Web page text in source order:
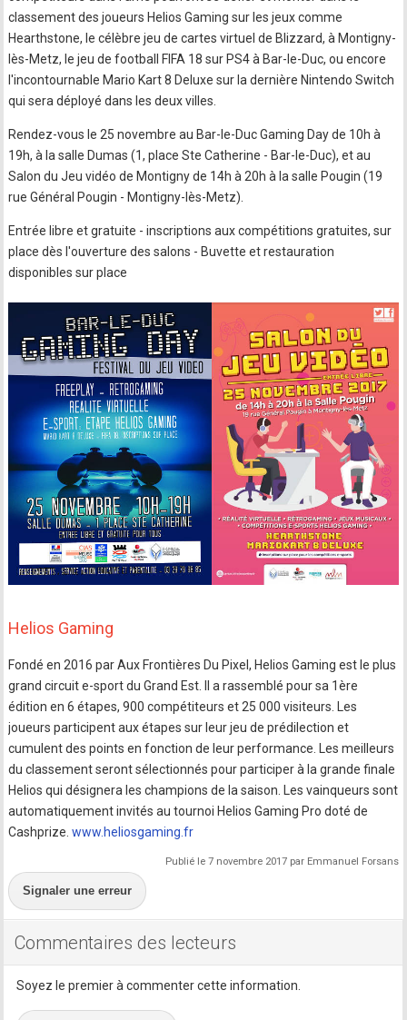
classement des joueurs Helios Gaming sur les jeux comme
Hearthstone, le célèbre jeu de cartes virtuel de Blizzard, à Montigny-
lès-Metz, le jeu de football FIFA 18 sur PS4 à Bar-le-Duc, ou encore
l'incontournable Mario Kart 8 Deluxe sur la dernière Nintendo Switch
qui sera déployé dans les deux villes.
Rendez-vous le 25 novembre au Bar-le-Duc Gaming Day de 10h à
19h, à la salle Dumas (1, place Ste Catherine - Bar-le-Duc), et au
Salon du Jeu vidéo de Montigny de 14h à 20h à la salle Pougin (19
rue Général Pougin - Montigny-lès-Metz).
Entrée libre et gratuite - inscriptions aux compétitions gratuites, sur
place dès l'ouverture des salons - Buvette et restauration
disponibles sur place
Helios Gaming
Fondé en 2016 par Aux Frontières Du Pixel, Helios Gaming est le plus
grand circuit e-sport du Grand Est. Il a rassemblé pour sa 1ère
édition en 6 étapes, 900 compétiteurs et 25 000 visiteurs. Les
joueurs participent aux étapes sur leur jeu de prédilection et
cumulent des points en fonction de leur performance. Les meilleurs
du classement seront sélectionnés pour participer à la grande finale
Helios qui désignera les champions de la saison. Les vainqueurs sont
automatiquement invités au tournoi Helios Gaming Pro doté de
Cashprize.www.heliosgaming.fr
Publié le 7 novembre 2017 par Emmanuel Forsans
Signaler une erreur
Commentaires des lecteurs
Soyez le premier à commenter cette information.